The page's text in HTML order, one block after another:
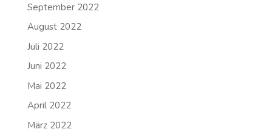
September 2022
August 2022
Juli 2022
Juni 2022
Mai 2022
April 2022
März 2022